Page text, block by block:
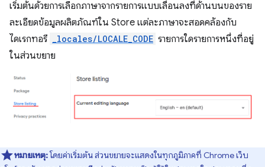
เริ่มต้นด้วยการเลือกภาษาจากรายการแบบเลื่อนลงที่ด้านบนของราย
ละเอียดข้อมูลผลิตภัณฑ์ใน Store แต่ละภาษาจะสอดคล้องกับ
ไดเรกทอรี _locales/LOCALE_CODE รายการใดรายการหนึ่งที่อยู่
ในส่วนขยาย
หมายเหตุ:โดยค่าเริ่มต้น ส่วนขยายจะแสดงในทุกภูมิภาคที่ Chrome เว็บ